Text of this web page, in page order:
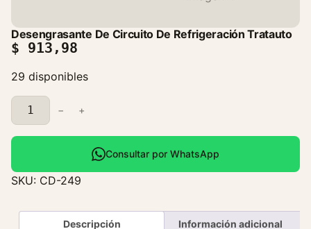
Desengrasante De Circuito De Refrigeración Tratauto
$ 913,98
29 disponibles
D
e
s
n
g
− +
Consultar por WhatsApp
SKU: CD-249
Descripción Información adicional